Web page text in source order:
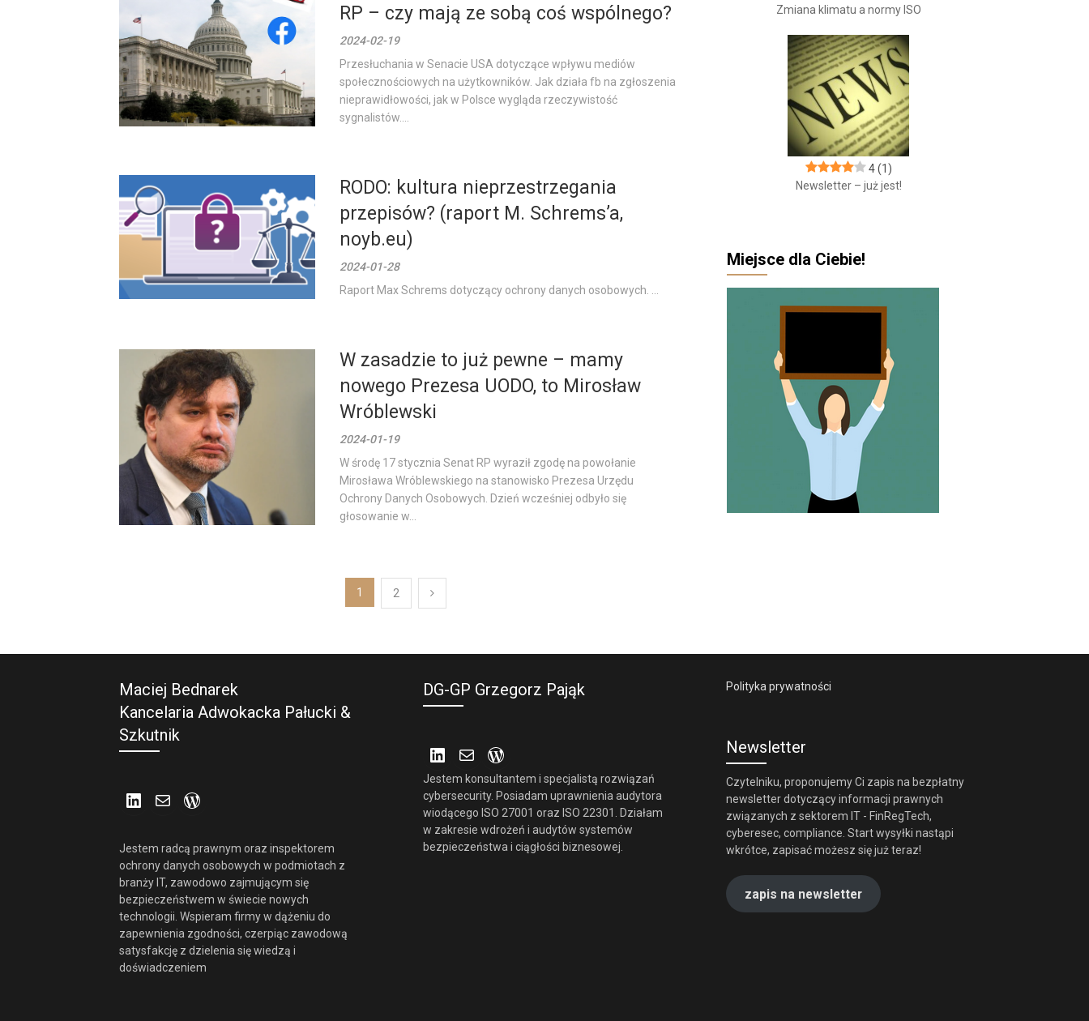
RP – czy mają ze sobą coś wspólnego?
2024-02-19
Przesłuchania w Senacie USA dotyczące wpływu mediów
społecznościowych na użytkowników. Jak działa fb na zgłoszenia
nieprawidłowości, jak w Polsce wygląda rzeczywistość
sygnalistów....
RODO: kultura nieprzestrzegania
przepisów? (raport M. Schrems’a,
noyb.eu)
2024-01-28
Raport Max Schrems dotyczący ochrony danych osobowych. ...
W zasadzie to już pewne – mamy
nowego Prezesa UODO, to Mirosław
Wróblewski
2024-01-19
W środę 17 stycznia Senat RP wyraził zgodę na powołanie
Mirosława Wróblewskiego na stanowisko Prezesa Urzędu
Ochrony Danych Osobowych. Dzień wcześniej odbyło się
głosowanie w...
1 2
Zmiana klimatu a normy ISO
4 (1)
Newsletter – już jest!
Miejsce dla Ciebie!
Maciej Bednarek
Kancelaria Adwokacka Pałucki &
Szkutnik
LinkedIn
Mail
Jestem radcą prawnym oraz inspektorem
ochrony danych osobowych w podmiotach z
branży IT, zawodowo zajmującym się
bezpieczeństwem w świecie nowych
technologii. Wspieram firmy w dążeniu do
zapewnienia zgodności, czerpiąc zawodową
satysfakcję z dzielenia się wiedzą i
doświadczeniem
DG-GP Grzegorz Pająk
LinkedIn
Mail
Jestem konsultantem i specjalistą rozwiązań
cybersecurity. Posiadam uprawnienia audytora
wiodącego ISO 27001 oraz ISO 22301. Działam
w zakresie wdrożeń i audytów systemów
bezpieczeństwa i ciągłości biznesowej.
Polityka prywatności
Newsletter
Czytelniku, proponujemy Ci zapis na bezpłatny
newsletter dotyczący informacji prawnych
związanych z sektorem IT - FinRegTech,
cyberesec, compliance. Start wysyłki nastąpi
wkrótce, zapisać możesz się już teraz!
zapis na newsletter